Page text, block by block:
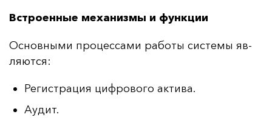
Встроенные механизмы и функции
Ос­нов­ны­ми про­цес­са­ми ра­бо­ты сис­те­мы яв­
ля­ют­ся:
Регистрация цифрового актива.
Аудит.